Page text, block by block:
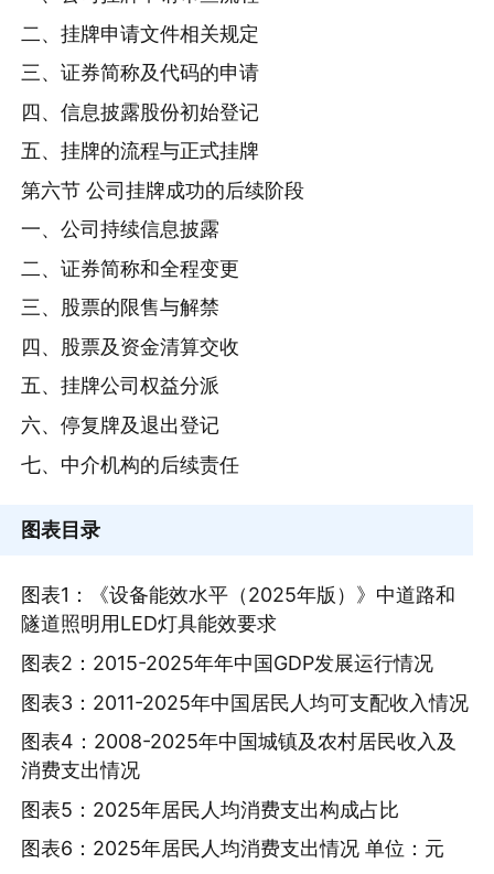
二、挂牌申请文件相关规定
三、证券简称及代码的申请
四、信息披露股份初始登记
五、挂牌的流程与正式挂牌
第六节 公司挂牌成功的后续阶段
一、公司持续信息披露
二、证券简称和全程变更
三、股票的限售与解禁
四、股票及资金清算交收
五、挂牌公司权益分派
六、停复牌及退出登记
七、中介机构的后续责任
图表目录
图表1：《设备能效水平（2025年版）》中道路和
隧道照明用LED灯具能效要求
图表2：2015-2025年年中国GDP发展运行情况
图表3：2011-2025年中国居民人均可支配收入情况
图表4：2008-2025年中国城镇及农村居民收入及
消费支出情况
图表5：2025年居民人均消费支出构成占比
图表6：2025年居民人均消费支出情况 单位：元